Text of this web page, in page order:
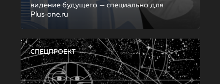
видение будущего — специально для
Plus‑one.ru
СПЕЦПРОЕКТ